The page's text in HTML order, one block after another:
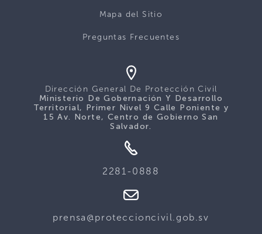
Mapa del Sitio
Preguntas Frecuentes
Dirección General De Protección Civil
Ministerio De Gobernación Y Desarrollo
Territorial, Primer Nivel 9 Calle Poniente y
15 Av. Norte, Centro de Gobierno San
Salvador.
2281-0888
prensa@proteccioncivil.gob.sv